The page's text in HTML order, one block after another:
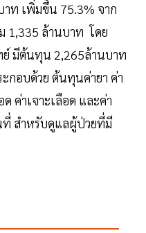
ท เพิ่มขึ้น 75.3% จาก
1,335 ล้านบาท โดย
ย์ มีต้นทุน 2,265ล้านบาท
อบด้วย ต้นทุนค่ายา ค่า
ค่าเจาะเลือด และค่า
ที่ สำหรับดูแลผู้ป่วยที่มี